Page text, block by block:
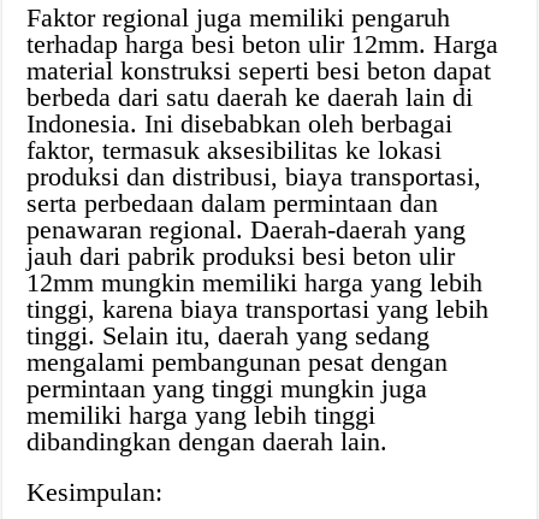
Faktor regional juga memiliki pengaruh
terhadap harga besi beton ulir 12mm. Harga
material konstruksi seperti besi beton dapat
berbeda dari satu daerah ke daerah lain di
Indonesia. Ini disebabkan oleh berbagai
faktor, termasuk aksesibilitas ke lokasi
produksi dan distribusi, biaya transportasi,
serta perbedaan dalam permintaan dan
penawaran regional. Daerah-daerah yang
jauh dari pabrik produksi besi beton ulir
12mm mungkin memiliki harga yang lebih
tinggi, karena biaya transportasi yang lebih
tinggi. Selain itu, daerah yang sedang
mengalami pembangunan pesat dengan
permintaan yang tinggi mungkin juga
memiliki harga yang lebih tinggi
dibandingkan dengan daerah lain.
Kesimpulan: